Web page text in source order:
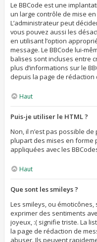
Le BBCode est une
un large contrôle de mise
L’administrateur peut
vous pouvez aussi les
en utilisant l’option
message. Le BBCode lui-
balises sont incluses entre
plus d’informations sur le
depuis la page de rédaction
Haut
Puis-je utiliser le HTML ?
Non, il n’est pas possible
plupart des mises en forme
appliquées avec les
Haut
Que sont les smileys ?
Les smileys, ou
exprimer des sentiments
joyeux, :( signifie triste. La
la page de rédaction de
abuser. Ils peuvent